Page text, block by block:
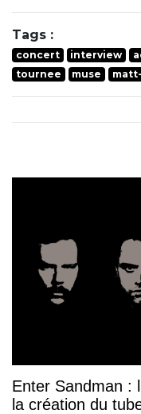
Tags :
concert interview
tournee
muse
Enter Sandman :
la création du